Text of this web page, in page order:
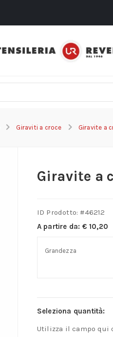
Giraviti a croce Giravite a
Giravite a
ID Prodotto: #46212
A partire da: € 10,20
Grandezza
Seleziona quantità:
Utilizza il campo qui